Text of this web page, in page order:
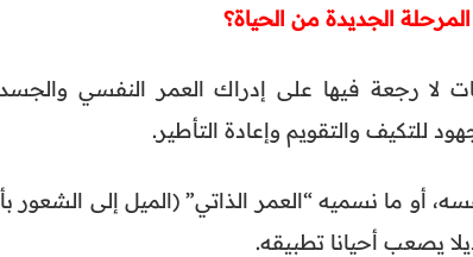
لا رجعة فيها على إدراك العمر النفسي
للتكيف والتقويم وإعادة التأطير.
ما نسميه “العمر الذاتي” (الميل إلى الشعور
يصعب أحيانا تطبيقه.